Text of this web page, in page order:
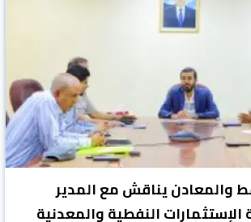
والمعادن يناقش مع المدير
النفطية والمعدنية